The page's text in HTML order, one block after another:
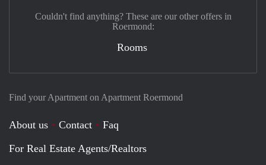
Find your Apartment on Apartment Roermond
About us Contact
Faq
For Real Estate Agents/Realtors
Couldn't find anything? These are our other offers in
Roermond:
Rooms